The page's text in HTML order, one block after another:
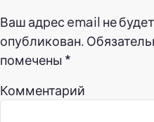
Ваш адрес email не будет
опубликован.
помечены *
Комментарий